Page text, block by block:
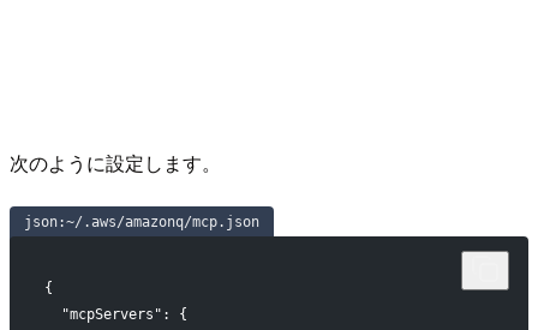
次のように設定します。
json:~/.aws/amazonq/mcp.json
{
"mcpServers": {